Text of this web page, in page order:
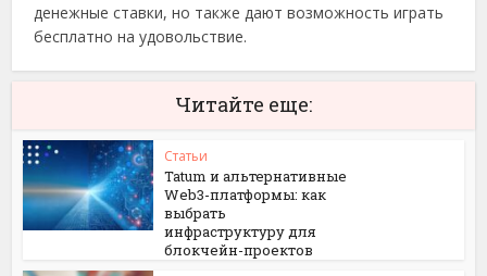
денежные ставки, но также дают возможность играть
бесплатно на удовольствие.
Читайте еще:
Статьи
Tatum и альтернативные
Web3-платформы: как
выбрать
инфраструктуру для
блокчейн-проектов